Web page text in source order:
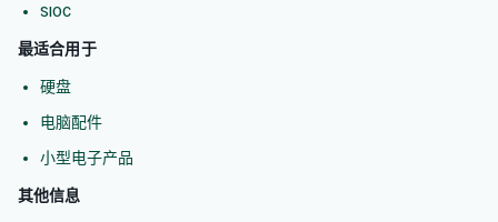
SIOC
最适合用于
硬盘
电脑配件
小型电子产品
其他信息